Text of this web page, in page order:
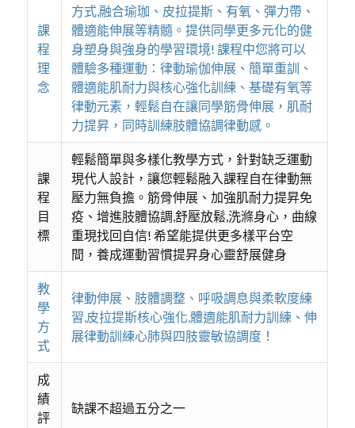
課
程
理
念
方式,融合瑜珈、皮拉提斯、有氧、彈力帶、
體適能伸展等精髓。提供同學更多元化的健
身塑身與強身的學習環境! 課程中您將可以
體驗多種運動：律動瑜伽伸展、簡單重訓、
體適能肌耐力與核心強化訓練、基礎有氧等
律動元素，輕鬆自在讓同學筋骨伸展，肌耐
力提昇，同時訓練肢體協調律動感。
課
程
目
標
輕鬆簡單與多樣化教學方式，針對缺乏運動
現代人設計，讓您輕鬆融入課程自在律動無
壓力無負擔。筋骨伸展、加強肌耐力提昇免
疫、增進肢體協調,舒壓放鬆,洗滌身心，曲線
重現找回自信! 希望能提供更多樣平台空
間，養成運動習慣提昇身心靈舒展健身
教
學
方
式
律動伸展、肢體調整、呼吸調息與柔軟度練
習,皮拉提斯核心強化,體適能肌耐力訓練、伸
展律動訓練心肺與四肢靈敏協調度！
成
績
評
缺課不超過五分之一